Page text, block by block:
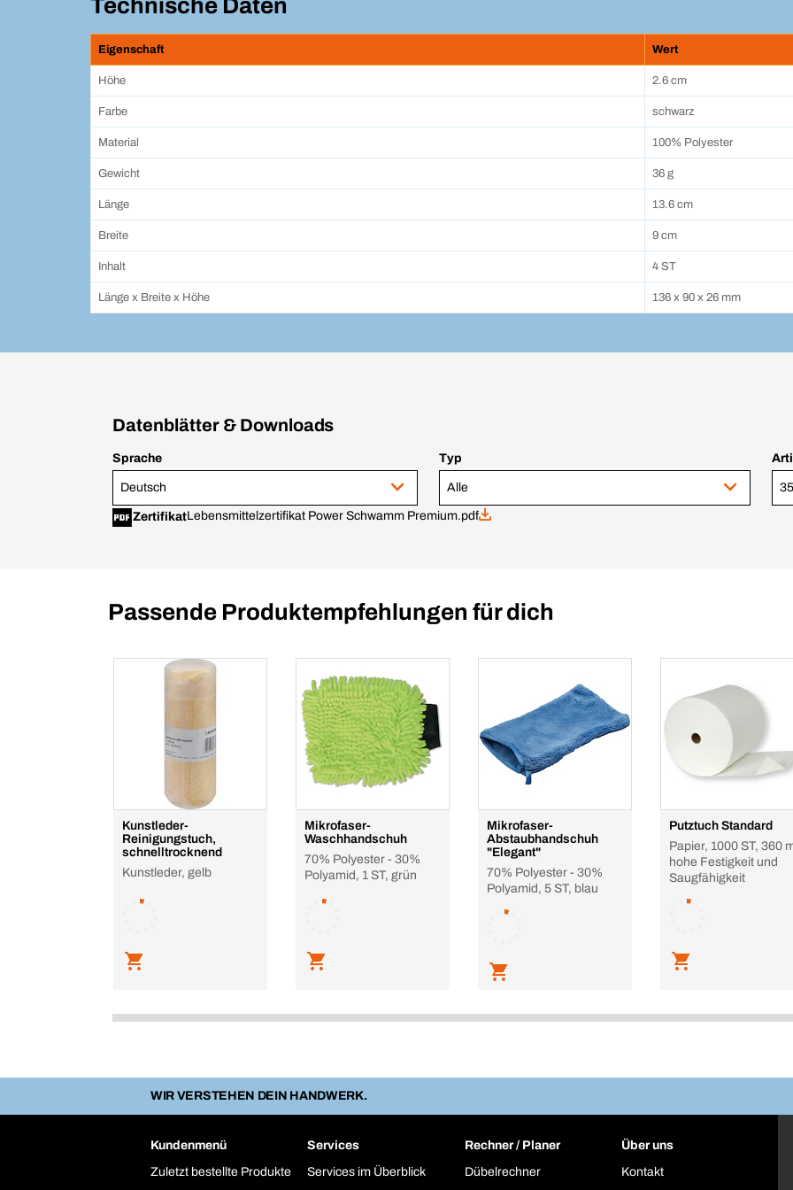
Technische Daten
Eigenschaft Wert
Höhe 2.6 cm
Farbe schwarz
Material 100% Polyester
Gewicht 36 g
Länge 13.6 cm
Breite 9 cm
Inhalt 4 ST
Länge x Breite x Höhe 136 x 90 x 26 mm
Datenblätter & Downloads
Sprache
Deutsch
Typ
Alle
ZertifikatLebensmittelzertifikat Power Schwamm Premium.pdf
Passende Produktempfehlungen für dich
Kunstleder-
Reinigungstuch,
schnelltrocknend
Kunstleder, gelb
Mikrofaser-
Waschhandschuh
70% Polyester - 30%
Polyamid, 1 ST, grün
Mikrofaser-
Abstaubhandschuh
"Elegant"
70% Polyester - 30%
Polyamid, 5 ST, blau
Putztuch Standard
Papier, 1000 ST, 360
hohe Festigkeit und
Saugfähigkeit
WIR VERSTEHEN DEIN HANDWERK.
Kundenmenü
Zuletzt bestellte Produkte
Services
Services im Überblick
Rechner / Planer
Dübelrechner
Über uns
Kontakt